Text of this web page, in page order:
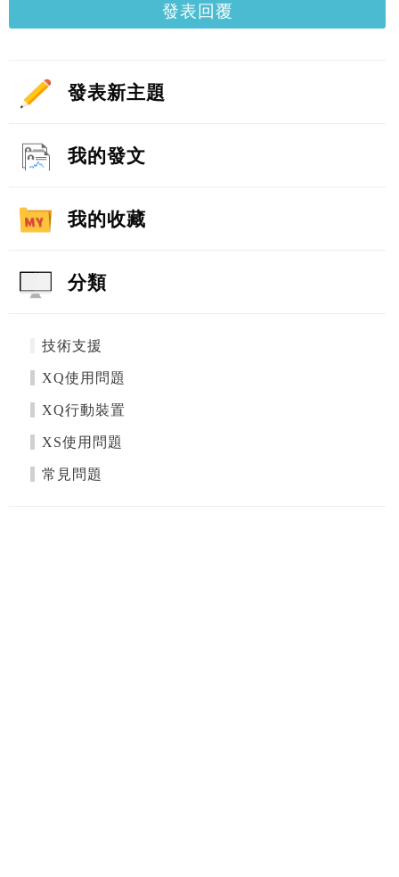
發表回覆
發表新主題
我的發文
我的收藏
分類
技術支援
XQ使用問題
XQ行動裝置
XS使用問題
常見問題